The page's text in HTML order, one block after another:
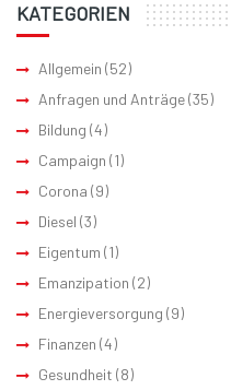
KATEGORIEN
Allgemein (52)
Anfragen und Anträge(35)
Bildung (4)
Campaign (1)
Corona (9)
Diesel (3)
Eigentum (1)
Emanzipation (2)
Energieversorgung (9)
Finanzen (4)
Gesundheit (8)